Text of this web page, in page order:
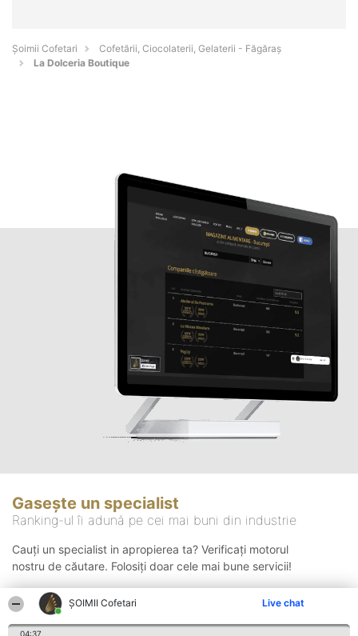
ȘOIMII Cofetari Live chat
04:37
Șoimii Cofetari
Cofetării, Ciocolaterii, Gelaterii - Făgăraş
La Dolceria Boutique
Gasește un specialist
Ranking-ul îi adună pe cei mai buni din industrie
Cauți un specialist in apropierea ta? Verificați motorul
nostru de căutare. Folosiți doar cele mai bune servicii!